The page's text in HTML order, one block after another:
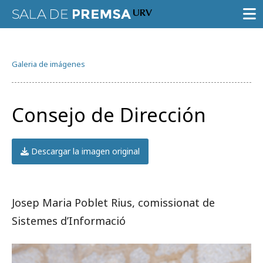
GALERÍA DE IMÁGENES
AGENDA URV
Prueba la búsqueda avanzada
Galeria de imágenes
Consejo de Dirección
Descargar la imagen original
Josep Maria Poblet Rius, comissionat de
Sistemes d’Informació